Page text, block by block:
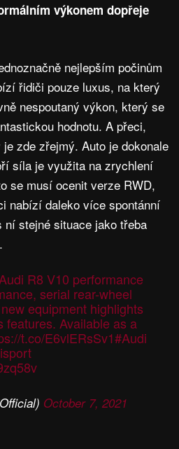
výkonem dopřeje
nejlepším počinům
řidiči pouze luxus, na který
nespoutaný výkon, který se
hodnotu. A přeci,
zde zřejmý. Auto je dokonale
síla je využita na zrychlení
se musí ocenit verze RWD,
nabízí daleko více spontánní
stejné situace jako třeba
R8 V10 performance
serial rear-wheel
equipment highlights
features. Available as a
t.co/E6vlERsSv1#Audi
October 7, 2021